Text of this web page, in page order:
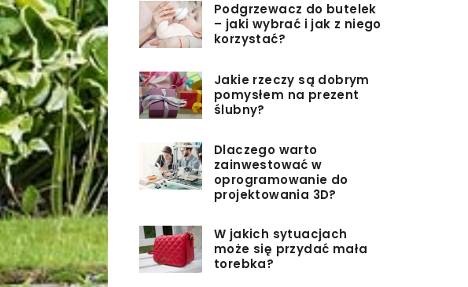
Podgrzewacz do butelek
– jaki wybrać i jak z niego
korzystać?
Jakie rzeczy są dobrym
pomysłem na prezent
ślubny?
Dlaczego warto
zainwestować w
oprogramowanie do
projektowania 3D?
W jakich sytuacjach
może się przydać mała
torebka?